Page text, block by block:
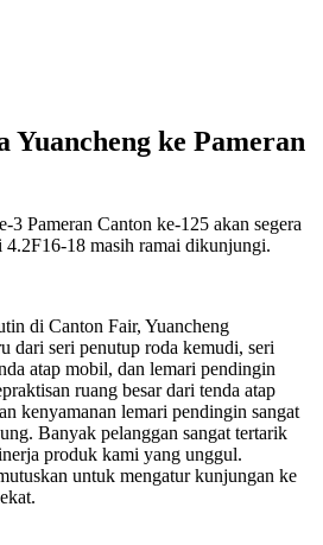
Yuancheng ke Pameran
3 Pameran Canton ke-125 akan segera
4.2F16-18 masih ramai dikunjungi.
di Canton Fair, Yuancheng
dari seri penutup roda kemudi, seri
atap mobil, dan lemari pendingin
ruang besar dari tenda atap
kenyamanan lemari pendingin sangat
Banyak pelanggan sangat tertarik
produk kami yang unggul.
untuk mengatur kunjungan ke